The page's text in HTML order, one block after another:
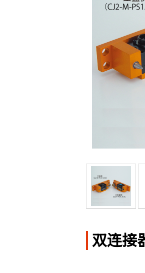
双连接